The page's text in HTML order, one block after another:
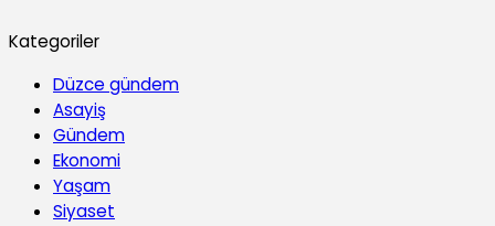
Kategoriler
Düzce gündem
Asayiş
Gündem
Ekonomi
Yaşam
Siyaset